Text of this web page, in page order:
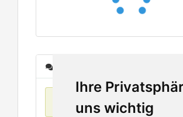
Ihre
uns wichtig
No items found